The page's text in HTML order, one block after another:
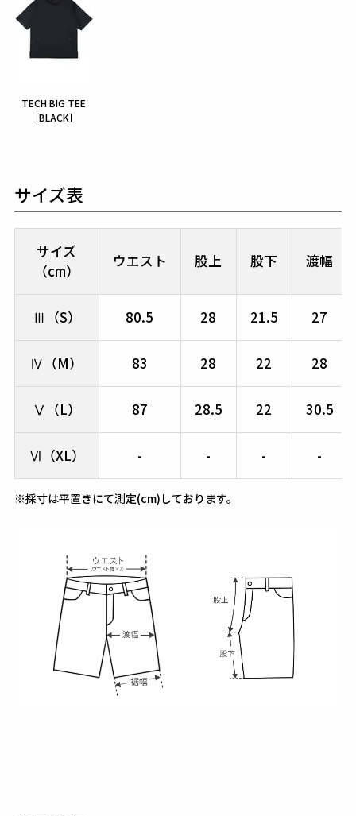
TECH BIG TEE
［BLACK］
サイズ表
サイズ
（cm）
ウエスト 股上 股下 渡幅
Ⅲ（S） 80.5 28 21.5 27
Ⅳ（M） 83 28 22 28
Ⅴ（L） 87 28.5 22 30.5
Ⅵ（XL） - - - -
※採寸は平置きにて測定(cm)しております。